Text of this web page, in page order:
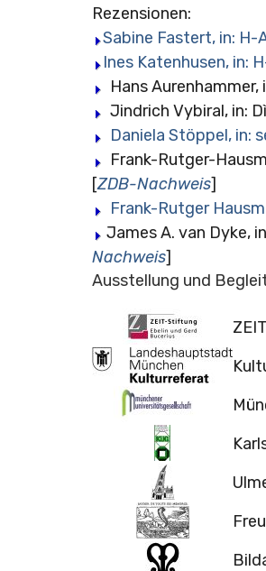
Rezensionen:
Sabine Fastert, in: H-
Ines Katenhusen, in:
Hans
Jindrich Vybiral, in:
Daniela Stöppel, in:
Frank-Rutger-
[ZDB-Nachweis]
Frank-Rutger
James A. van Dyke,
Nachweis]
Ausstellung und